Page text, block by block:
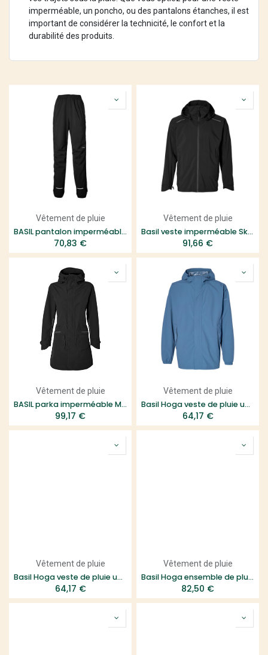
imperméable, un poncho, ou des pantalons étanches, il est
important de considérer la technicité, le confort et la
durabilité des produits.
Vêtement de pluie
BASIL pantalon imperméable Skane
70,83 €
Vêtement de pluie
Basil veste imperméable Skane
91,66 €
Vêtement de pluie
BASIL parka imperméable MOSSE femme noire
99,17 €
Vêtement de pluie
Basil Hoga veste de pluie unisex Bleu horizon M
64,17 €
Vêtement de pluie
Basil Hoga veste de pluie unisex Bleu horizon L
64,17 €
Vêtement de pluie
Basil Hoga ensemble de pluie unisex Noir
82,50 €